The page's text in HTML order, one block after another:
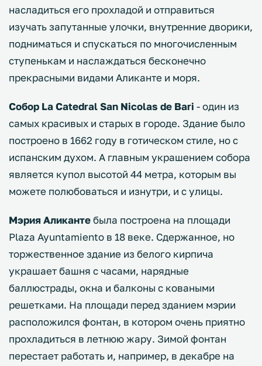
насладиться его прохладой и отправиться
изучать запутанные улочки, внутренние дворики,
подниматься и спускаться по многочисленным
ступенькам и наслаждаться бесконечно
прекрасными видами Аликанте и моря.
Собор La Catedral San Nicolas de Bari - один из
самых красивых и старых в городе. Здание было
построено в 1662 году в готическом стиле, но с
испанским духом. А главным украшением собора
является купол высотой 44 метра, которым вы
можете полюбоваться и изнутри, и с улицы.
Мэрия Аликантебыла построена на площади
Plaza Ayuntamiento в 18 веке. Сдержанное, но
торжественное здание из белого кирпича
украшает башня с часами, нарядные
баллюстрады, окна и балконы с коваными
решетками. На площади перед зданием мэрии
расположился фонтан, в котором очень приятно
прохладиться в летнюю жару. Зимой фонтан
перестает работать и, например, в декабре на